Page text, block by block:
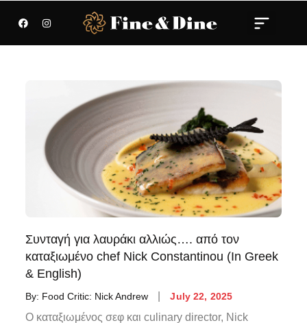
Συνταγή για λαυράκι αλλιώς…. από τον
καταξιωμένο chef Nick Constantinou (In Greek
& English)
By: Food Critic: Nick Andrew July 22, 2025
Ο καταξιωμένος σεφ και culinary director, Nick